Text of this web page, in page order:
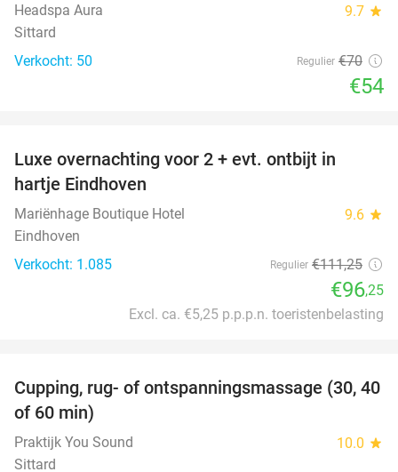
Headspa Aura 9.7 star
Sittard
Verkocht: 50
Regulier €70
€54
Luxe overnachting voor 2 + evt. ontbijt in
hartje Eindhoven
Mariënhage Boutique Hotel 9.6 star
Eindhoven
Verkocht: 1.085
Regulier €111,25
€96,25
Excl. ca. €5,25 p.p.p.n. toeristenbelasting
60%
Cupping, rug- of ontspanningsmassage (30, 40
of 60 min)
Praktijk You Sound 10.0 star
Sittard